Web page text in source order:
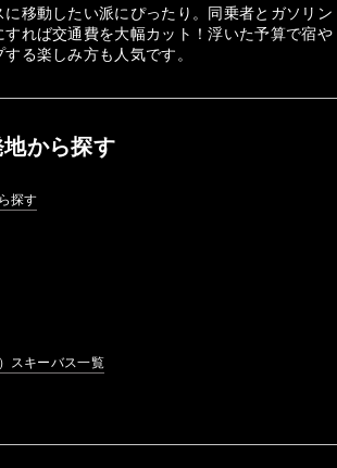
移動したい派にぴったり。同乗者とガソリン
れば交通費を大幅カット！浮いた予算で宿や
る楽しみ方も人気です。
から探す
探す
スキーバス一覧